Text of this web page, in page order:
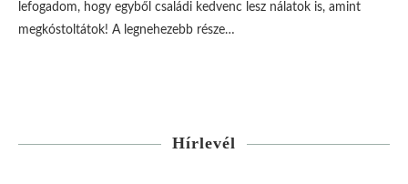
lefogadom, hogy egyből családi kedvenc lesz nálatok is, amint
megkóstoltátok! A legnehezebb része…
Hírlevél